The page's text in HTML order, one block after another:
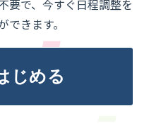
要で、今すぐ日程調整を
できます。
じめる